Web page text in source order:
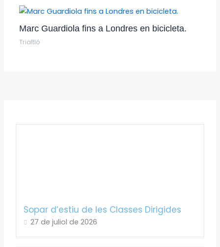
Marc Guardiola fins a Londres en bicicleta.
Trialtló
Sopar d’estiu de les Classes Dirigides
27 de juliol de 2026